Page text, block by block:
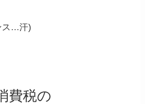
ス…汗)
費税の